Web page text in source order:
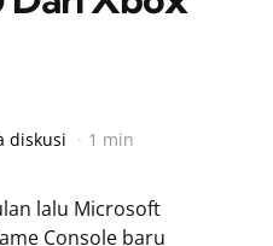
diskusi 1 min
lalu Microsoft
Console baru